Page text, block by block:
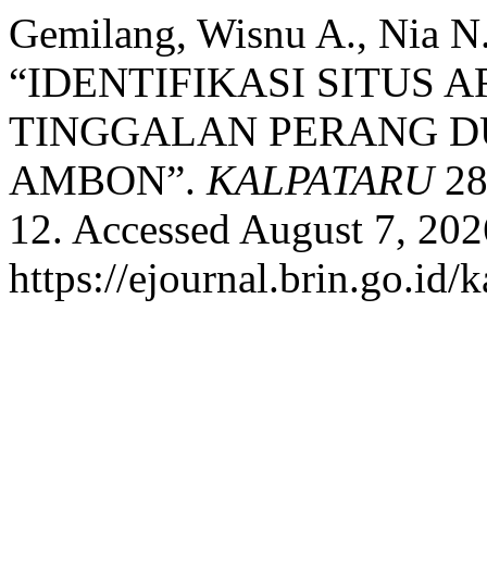
Gemilang, Wisnu A., Nia
“IDENTIFIKASI SITUS
TINGGALAN PERANG
AMBON”. KALPATARU
12. Accessed August 7,
https://ejournal.brin.go.id/